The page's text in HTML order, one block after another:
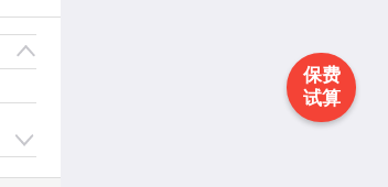
保费
试算